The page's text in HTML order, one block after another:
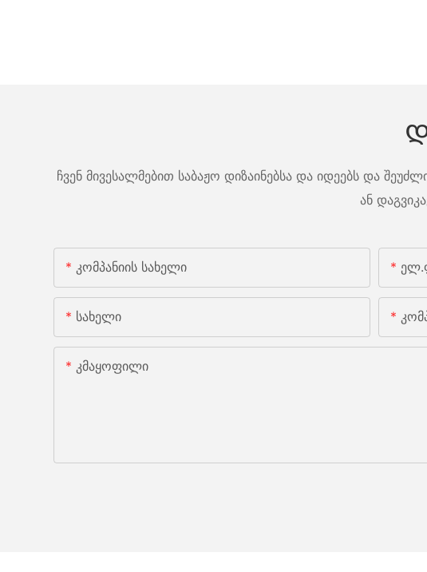
ჩვენ მივესალმებით საბაჟო დიზაინებსა და იდეებს და
ან
Კომპანიის Სახელი
Სახელი
Კმაყოფილი